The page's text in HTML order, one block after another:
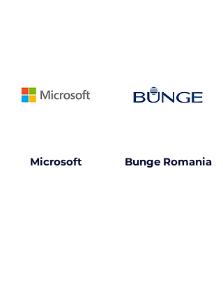
Microsoft Bunge Romania